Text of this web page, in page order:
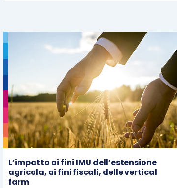
L’impatto ai fini IMU dell’estensione
agricola, ai fini fiscali, delle vertical
farm